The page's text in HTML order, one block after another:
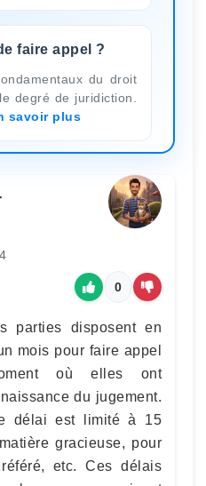
faire appel ?
du droit
degré de juridiction.
savoir plus
0
parties disposent en
mois pour faire appel
où elles ont
du jugement.
délai est limité à 15
gracieuse, pour
etc. Ces délais